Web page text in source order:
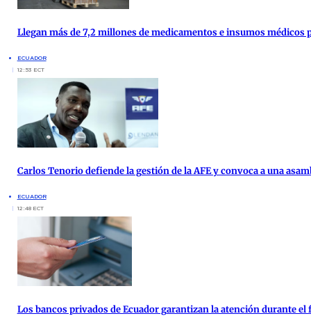
Llegan más de 7,2 millones de medicamentos e insumos médicos
ECUADOR
12:53 ECT
Carlos Tenorio defiende la gestión de la AFE y convoca a una
ECUADOR
12:48 ECT
Los bancos privados de Ecuador garantizan la atención durante el